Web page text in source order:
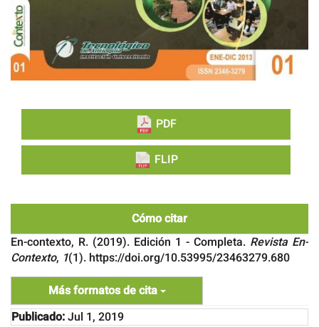
PDF
FLIP
Cómo citar
En-contexto, R. (2019). Edición 1 - Completa. Revista En-
Contexto, 1(1). https://doi.org/10.53995/23463279.680
Más formatos de cita
Publicado:Jul 1, 2019